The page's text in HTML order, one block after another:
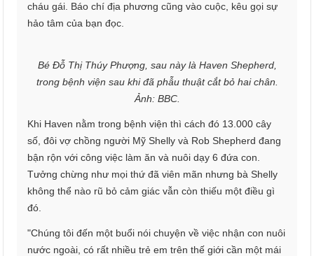
cháu gái. Báo chí địa phương cũng vào cuộc, kêu gọi sự
hảo tâm của bạn đọc.
Bé Đỗ Thị Thúy Phượng, sau này là Haven Shepherd,
trong bệnh viện sau khi đã phẫu thuật cắt bỏ hai chân.
Ảnh: BBC.
Khi Haven nằm trong bệnh viện thì cách đó 13.000 cây
số, đôi vợ chồng người Mỹ Shelly và Rob Shepherd đang
bận rộn với công việc làm ăn và nuôi dạy 6 đứa con.
Tưởng chừng như mọi thứ đã viên mãn nhưng bà Shelly
không thể nào rũ bỏ cảm giác vẫn còn thiếu một điều gì
đó.
"Chúng tôi đến một buổi nói chuyện về việc nhận con nuôi
nước ngoài, có rất nhiều trẻ em trên thế giới cần một mái